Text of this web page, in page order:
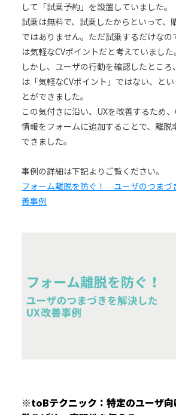
して「試乗予約」を設置していました。
試乗は無料で、試乗したからといって、
ではありません。ただ試乗するだけなの
は気軽なCVポイントだと考えていました。
しかし、ユーザの行動を確認したところ
は「気軽なCVポイント」ではない、と
とができました。
この気付きに沿い、UXを改善するため
情報をフォームに追加することで、離脱
できました。
事例の詳細は下記よりご覧ください。
フォーム離脱を防ぐ！ ユーザのつまづ
善事例
※toBテクニック：特定のユーザ向